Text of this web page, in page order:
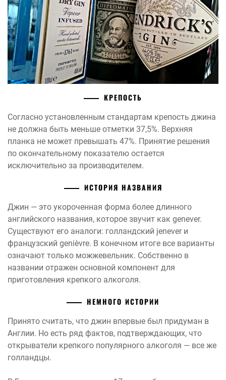
КРЕПОСТЬ
Согласно установленным стандартам крепость джина
не должна быть меньше отметки 37,5%. Верхняя
планка не может превышать 47%. Принятие решения
по окончательному показателю остается
исключительно за производителем.
ИСТОРИЯ НАЗВАНИЯ
Джин — это укороченная форма более длинного
английского названия, которое звучит как genever.
Существуют его аналоги: голландский jenever и
французский genièvre. В конечном итоге все варианты
означают только можжевельник. Собственно в
названии отражен основной компонент для
приготовления крепкого алкоголя.
НЕМНОГО ИСТОРИИ
Принято считать, что джин впервые был придуман в
Англии. Но есть ряд фактов, подтверждающих, что
открыватели крепкого популярного алкоголя — все же
голландцы.